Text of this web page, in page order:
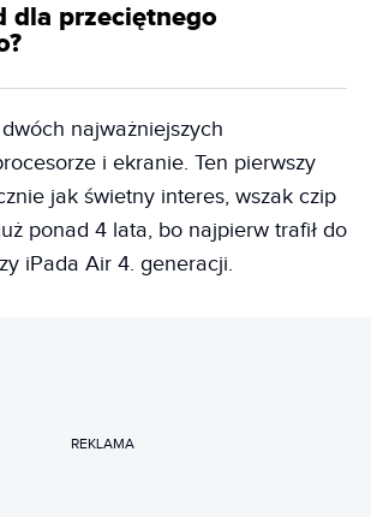
dla przeciętnego
najważniejszych
i ekranie. Ten pierwszy
jak świetny interes, wszak czip
ponad 4 lata, bo najpierw trafił do
iPada Air 4. generacji.
REKLAMA